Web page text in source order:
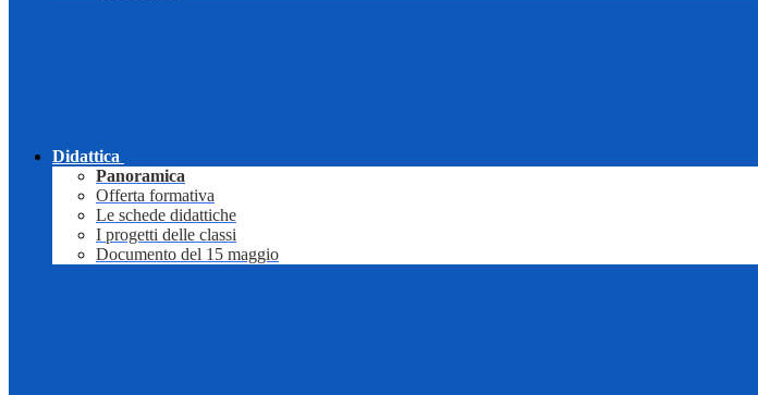
Didattica
Panoramica
Offerta formativa
Le schede didattiche
I progetti delle classi
Documento del 15 maggio